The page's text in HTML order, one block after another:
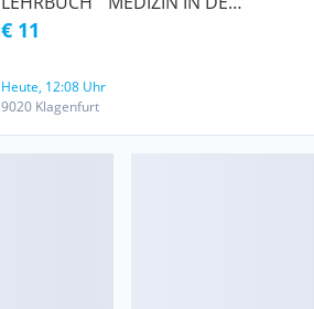
KARIKATUR "
€ 11
Heute, 12:08 Uhr
9020 Klagenfurt